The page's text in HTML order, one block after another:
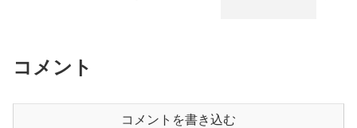
コメント
コメントを書き込む